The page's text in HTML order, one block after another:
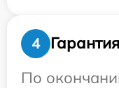
4
Гарантия
По